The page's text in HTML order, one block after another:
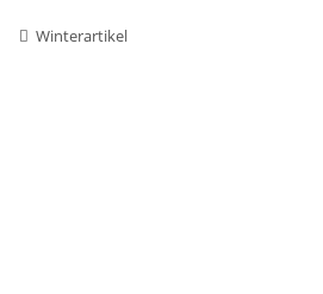
Winterartikel